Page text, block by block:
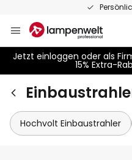
Inhalt
springen
Jetzt einloggen oder als
15% Extra-
Hochvolt Einbaustrahler